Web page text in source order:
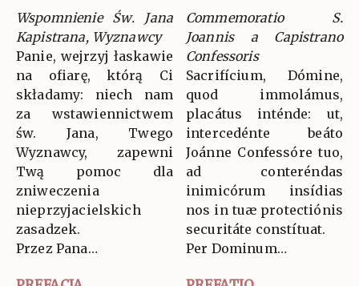
Wspomnienie Św. Jana
Kapistrana, Wyznawcy
Panie, wejrzyj łaskawie
na ofiarę, którą Ci
składamy: niech nam
za wstawiennictwem
św. Jana, Twego
Wyznawcy, zapewni
Twą pomoc dla
zniweczenia
nieprzyjacielskich
zasadzek.
Przez Pana…
Commemoratio S.
Joannis a Capistrano
Confessoris
Sacrifícium, Dómine,
quod immolámus,
placátus inténde: ut,
intercedénte beáto
Joánne Confessóre tuo,
ad conteréndas
inimicórum insídias
nos in tuæ protectiónis
securitáte constítuat.
Per Dominum…